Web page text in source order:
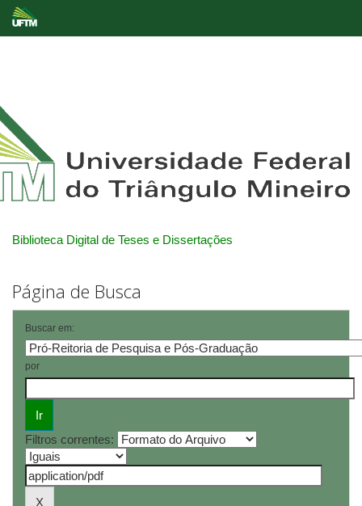
Biblioteca Digital de Teses e Dissertações
Página de Busca
Buscar em:
por
Filtros correntes: